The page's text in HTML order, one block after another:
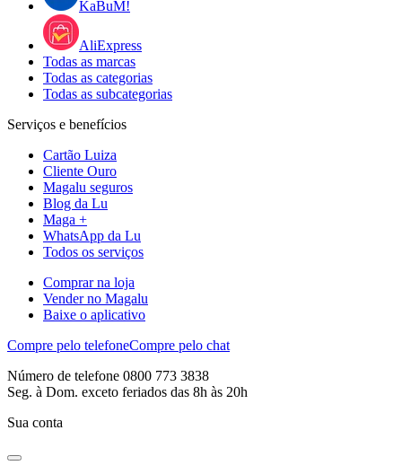
KaBuM!
AliExpress
Todas as marcas
Todas as categorias
Todas as subcategorias
Serviços e benefícios
Cartão Luiza
Cliente Ouro
Magalu seguros
Blog da Lu
Maga +
WhatsApp da Lu
Todos os serviços
Comprar na loja
Vender no Magalu
Baixe o aplicativo
Compre pelo telefoneCompre pelo chat
Número de telefone 0800 773 3838
Seg. à Dom. exceto feriados das 8h às 20h
Sua conta